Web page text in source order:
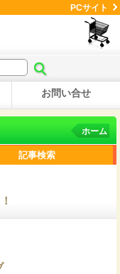
PCサイト
お問い合せ
ホーム
記事検索